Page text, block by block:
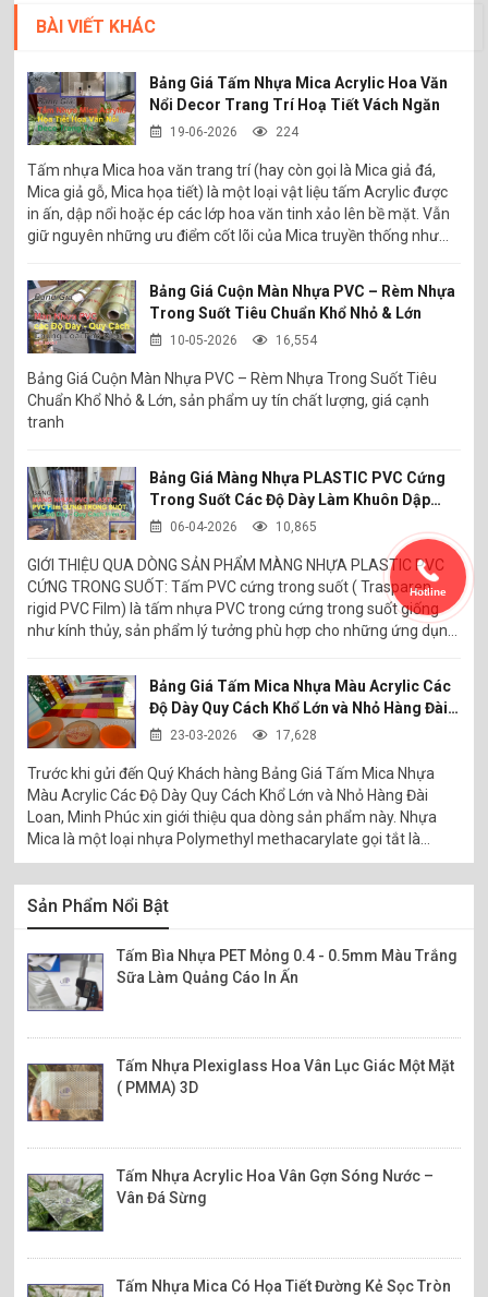
BÀI VIẾT KHÁC
Bảng Giá Tấm Nhựa Mica Acrylic Hoa Văn
Nổi Decor Trang Trí Hoạ Tiết Vách Ngăn
19-06-2026 224
Tấm nhựa Mica hoa văn trang trí (hay còn gọi là Mica giả đá,
Mica giả gỗ, Mica họa tiết) là một loại vật liệu tấm Acrylic được
in ấn, dập nổi hoặc ép các lớp hoa văn tinh xảo lên bề mặt. Vẫn
giữ nguyên những ưu điểm cốt lõi của Mica truyền thống như
này được sinh ra nhằm tối ưu hóa tính thẩm mỹ cho các không
gian nội - ngoại thất hiện đại, an toàn hơn trong quá trình sử
dụng và linh động trong khâu lắp đặt chế tác.
Bảng Giá Cuộn Màn Nhựa PVC – Rèm Nhựa
Trong Suốt Tiêu Chuẩn Khổ Nhỏ & Lớn
10-05-2026 16,554
Bảng Giá Cuộn Màn Nhựa PVC – Rèm Nhựa Trong Suốt Tiêu
Chuẩn Khổ Nhỏ & Lớn, sản phẩm uy tín chất lượng, giá cạnh
tranh
Bảng Giá Màng Nhựa PLASTIC PVC Cứng
Trong Suốt Các Độ Dày Làm Khuôn Dập
Định Hình Sản Phẩm
06-04-2026 10,865
GIỚI THIỆU QUA DÒNG SẢN PHẨM MÀNG NHỰA PLASTIC PVC
CỨNG TRONG SUỐT: Tấm PVC cứng trong suốt ( Trasparen
rigid PVC Film) là tấm nhựa PVC trong cứng trong suốt giống
như kính thủy, sản phẩm lý tưởng phù hợp cho những ứng dụng
tấm chắn mặt, tấm che, đóng gói, hộp quà, bao bì, hộp gấp,
nhãn và thẻ,.. Nhựa PVC có khả năng kháng hóa chất đặc biệt
và có độ bền cơ học và độ bền kéo cao, kết hợp với độ ổn định
cao, bề mặt mìn và bóng. Nhờ những yếu tố đó kết hợp với nhau
nhất hiện có. Sản phẩm nhựa support - supor có màu trong
suốt như thủy tinh, được ép đùn hoặc cán lịch ngang lại cho
chúng có độ rõ quang học rất cao. Có sẵn với độ dày 0.12mm
cho đến 5mm.
Bảng Giá Tấm Mica Nhựa Màu Acrylic Các
Độ Dày Quy Cách Khổ Lớn và Nhỏ Hàng Đài
Loan23-03-2026 17,628
Trước khi gửi đến Quý Khách hàng Bảng Giá Tấm Mica Nhựa
Màu Acrylic Các Độ Dày Quy Cách Khổ Lớn và Nhỏ Hàng Đài
Loan, Minh Phúc xin giới thiệu qua dòng sản phẩm này. Nhựa
Mica là một loại nhựa Polymethyl methacarylate gọi tắt là
PMMA được sản xuất từ nhựa Acrylic. Nhựa mica thường được
sử dụng để làm kính thay thế thủy tinh, vì nhựa mica có độ bền
cao, trọng lượng nhẹ, màu sắc đa dạng, độ trong suốt cao và
khả năng chịu được và đập tốt hơn thủy tinh, kèm theo đó là độ
an toàn trong quá trình sử dụng.
Sản Phẩm Nổi Bật
Tấm Bìa Nhựa PET Mỏng 0.4 - 0.5mm Màu Trắng
Sữa Làm Quảng Cáo In Ấn
Tấm Nhựa Plexiglass Hoa Vân Lục Giác Một Mặt
( PMMA) 3D
Tấm Nhựa Acrylic Hoa Vân Gợn Sóng Nước –
Vân Đá Sừng
Tấm Nhựa Mica Có Họa Tiết Đường Kẻ Sọc Tròn
Hotline